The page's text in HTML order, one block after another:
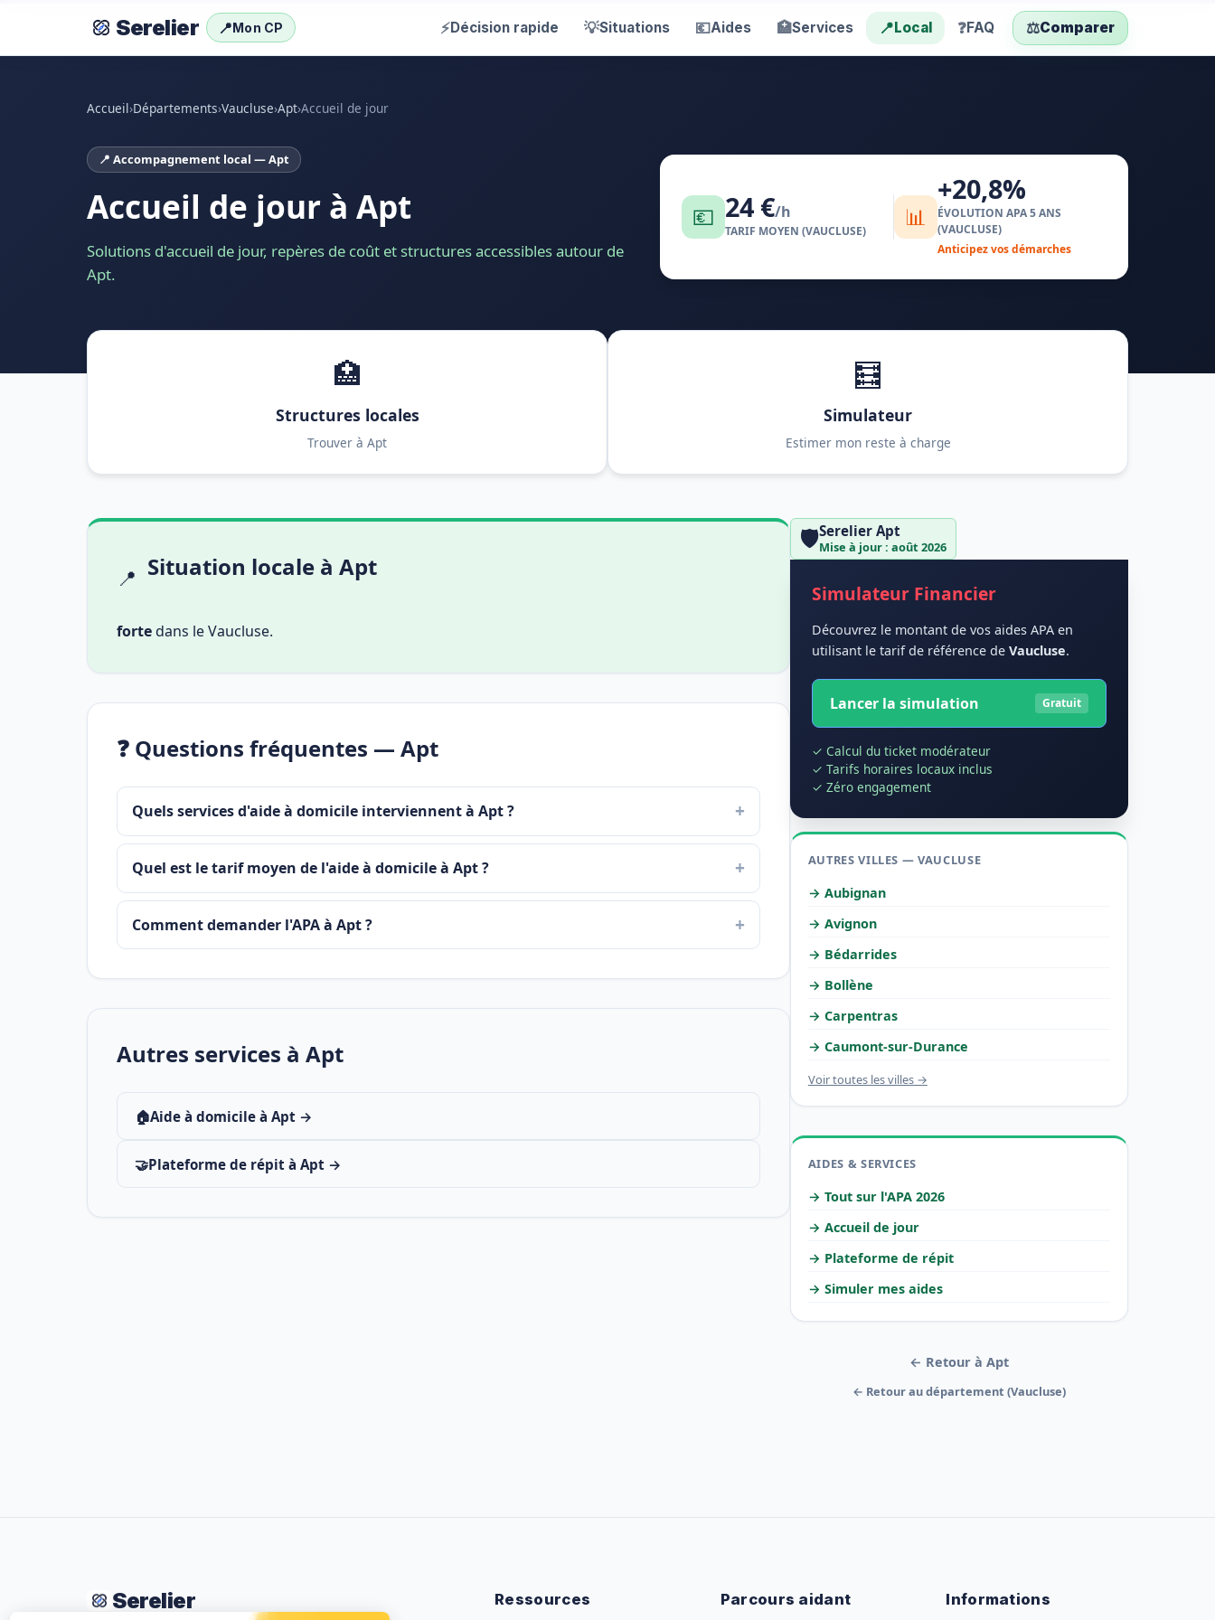
Serelier 📍Mon CP ⚡Décision rapide 💡Situations 💶Aides 🏥Services 📍Local ❓FAQ ⚖️Comparer
Accueil›Départements›Vaucluse›Apt›Accueil de jour
📍 Accompagnement local — Apt
Accueil de jour à Apt
Solutions d'accueil de jour, repères de coût et structures accessibles autour de
Apt.
💶 24 €/h
TARIF MOYEN (VAUCLUSE) 📊
+20,8%
ÉVOLUTION APA 5 ANS
(VAUCLUSE)
Anticipez vos démarches
🏥
Structures locales
Trouver à Apt
🧮
Simulateur
Estimer mon reste à charge
📍 Situation locale à Apt
fortedans le Vaucluse.
❓ Questions fréquentes — Apt
Quels services d'aide à domicile interviennent à Apt ?
Quel est le tarif moyen de l'aide à domicile à Apt ?
Comment demander l'APA à Apt ?
Autres services à Apt
🏠Aide à domicile à Apt →
🤝Plateforme de répit à Apt →
🛡️Serelier Apt
Mise à jour : août 2026
Simulateur Financier
Découvrez le montant de vos aides APA en
utilisant le tarif de référence de Vaucluse.
Lancer la simulation Gratuit
✓ Calcul du ticket modérateur
✓ Tarifs horaires locaux inclus
✓ Zéro engagement
AUTRES VILLES — VAUCLUSE
→ Aubignan
→ Avignon
→ Bédarrides
→ Bollène
→ Carpentras
→ Caumont-sur-Durance
Voir toutes les villes →
AIDES & SERVICES
→ Tout sur l'APA 2026
→ Accueil de jour
→ Plateforme de répit
→ Simuler mes aides
← Retour à Apt
← Retour au département (Vaucluse)
Serelier Ressources Parcours aidant Informations